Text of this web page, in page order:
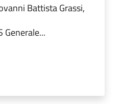
Battista Grassi,
Generale...